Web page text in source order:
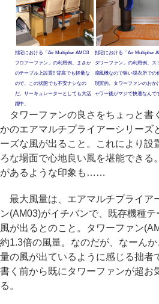
拙宅における「Air Multiplier AMO3
フロアーファン」の利用例。まさか
のテーブル上設置!! 背高でも軽量な
ので、この状態でも不安ナシなの
だ。サーキュレーターとしても大活
躍中。
拙宅における「Air Multiplier
タワーファン」の利用例。ス
扇風機なので狭い脱衣所での
現実的。タワーファンのおか
ャワー後がマジで快適なんで
タワーファンの良さをちょっと書
かのエアマルチプライアーシリーズ
ーズな風が出ること。これにより設
ろな場面で心地良い風を堪能できる
があるような印象も……
最大風量は、エアマルチプライア
ン(AM03)がイチバンで、既存機種
風が出るとのこと。タワーファン
約1.3倍の風量。なのだが、なーん
量の風が出ているように感じる拙者
書く前から既にタワーファンが超お
る。